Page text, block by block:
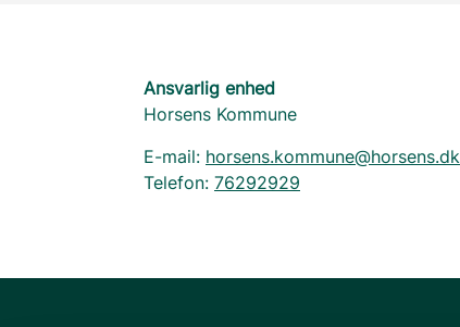
Ansvarlig enhed
Horsens Kommune
E-mail: horsens.kommune@horsens.dk
Telefon: 76292929